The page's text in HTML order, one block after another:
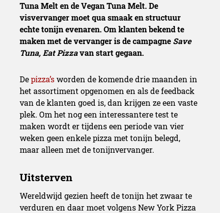
Tuna Melt en de Vegan Tuna Melt. De
visvervanger moet qua smaak en structuur
echte tonijn evenaren. Om klanten bekend te
maken met de vervanger is de campagne Save
Tuna, Eat Pizzavan start gegaan.
Depizza’sworden de komende drie maanden in
het assortiment opgenomen en als de feedback
van de klanten goed is, dan krijgen ze een vaste
plek. Om het nog een interessantere test te
maken wordt er tijdens een periode van vier
weken geen enkele pizza met tonijn belegd,
maar alleen met de tonijnvervanger.
Wereldwijd gezien heeft de tonijn het zwaar te
verduren en daar moet volgens New York Pizza